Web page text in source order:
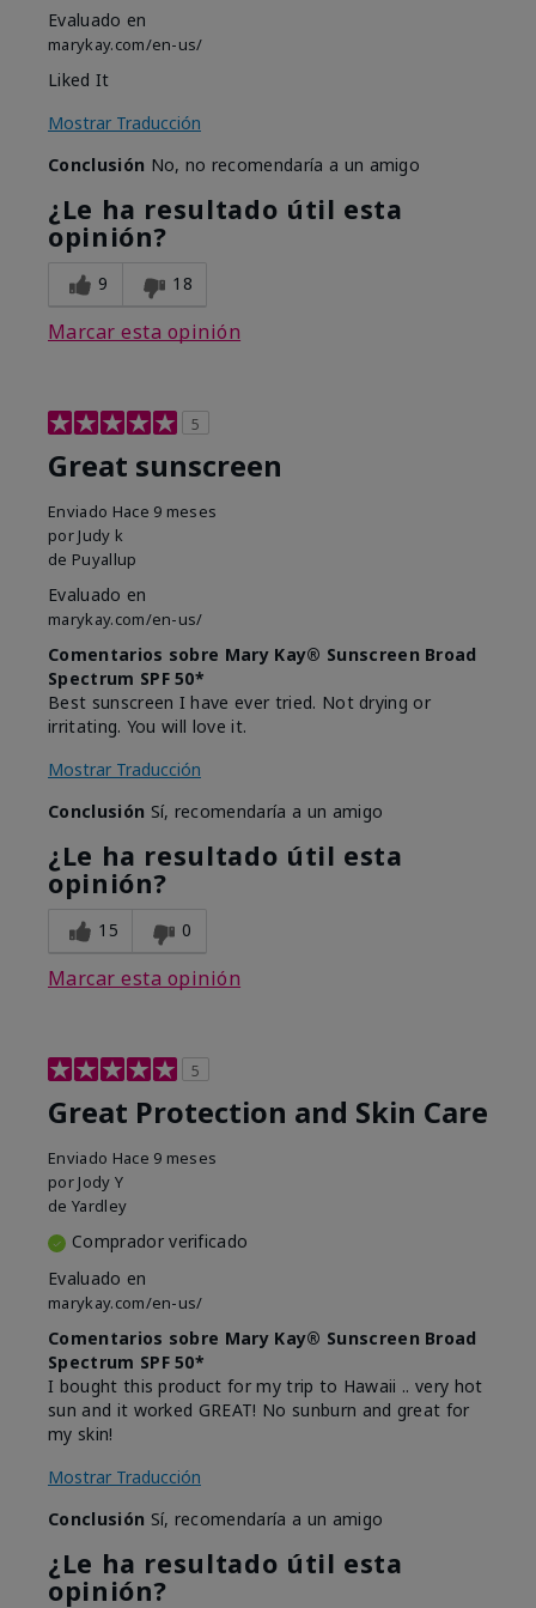
Evaluado en
marykay.com/en-us/
Liked It
Mostrar Traducción
Conclusión No, no recomendaría a un amigo
¿Le ha resultado útil esta
opinión?
9 18
Marcar esta opinión
5
Great sunscreen
Enviado Hace 9 meses
por Judy k
de Puyallup
Evaluado en
marykay.com/en-us/
Comentarios sobre Mary Kay® Sunscreen Broad
Spectrum SPF 50*
Best sunscreen I have ever tried. Not drying or
irritating. You will love it.
Mostrar Traducción
Conclusión Sí, recomendaría a un amigo
¿Le ha resultado útil esta
opinión?
15 0
Marcar esta opinión
5
Great Protection and Skin Care
Enviado Hace 9 meses
por Jody Y
de Yardley
Comprador verificado
Evaluado en
marykay.com/en-us/
Comentarios sobre Mary Kay® Sunscreen Broad
Spectrum SPF 50*
I bought this product for my trip to Hawaii .. very hot
sun and it worked GREAT! No sunburn and great for
my skin!
Mostrar Traducción
Conclusión Sí, recomendaría a un amigo
¿Le ha resultado útil esta
opinión?